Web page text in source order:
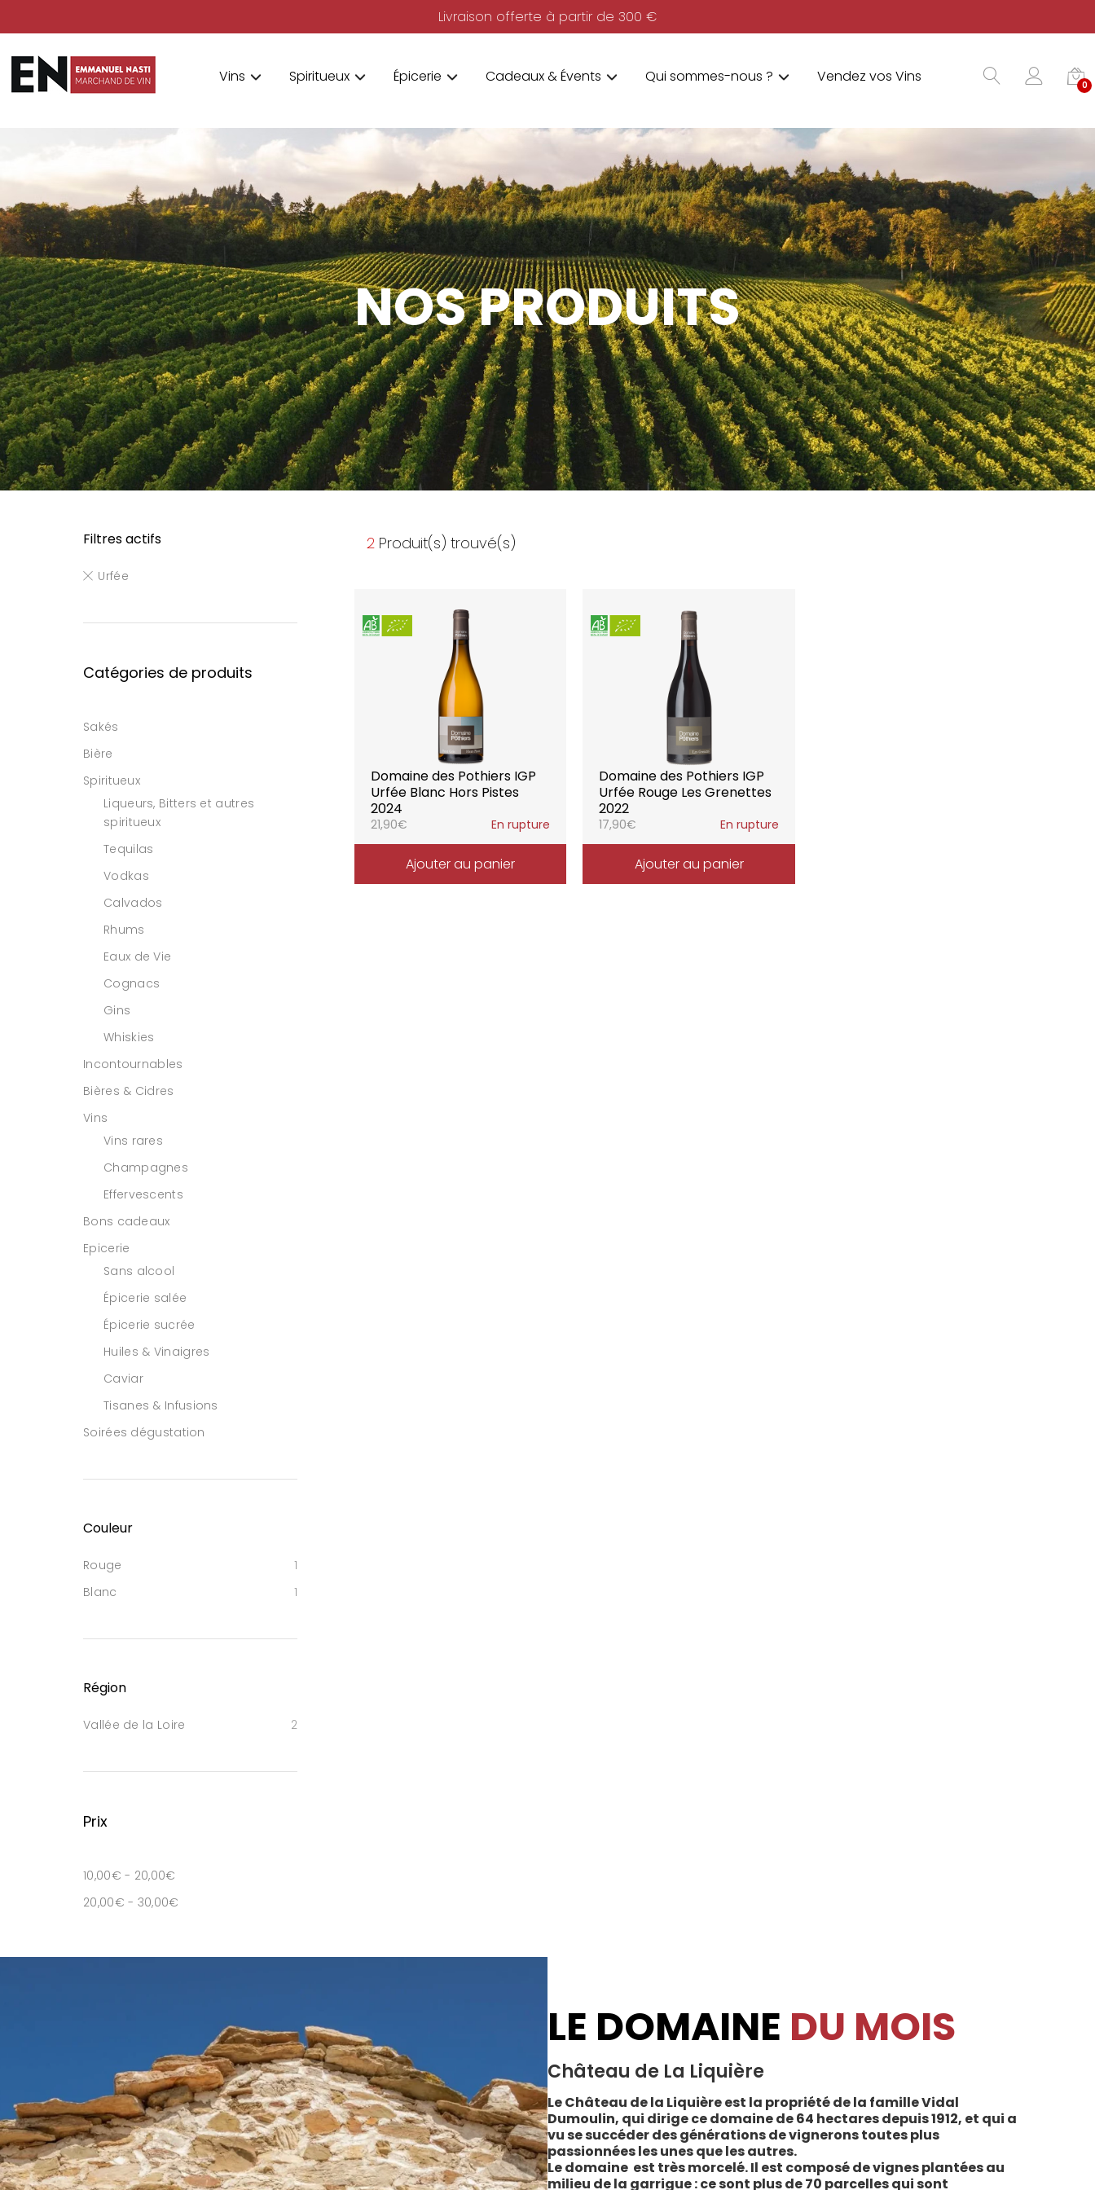
Livraison offerte à partir de 300 €
Vins Spiritueux Épicerie Cadeaux & Évents Qui sommes-nous ? Vendez vos Vins 0
NOS PRODUITS
2 Produit(s) trouvé(s)
Domaine des Pothiers IGP
Urfée Blanc Hors Pistes
2024
21,90€ En rupture
Ajouter au panier
Domaine des Pothiers IGP
Urfée Rouge Les Grenettes
2022
17,90€ En rupture
Ajouter au panier
Filtres actifs
Urfée
Catégories de produits
Sakés
Bière
Spiritueux
Liqueurs, Bitters et autres
spiritueux
Tequilas
Vodkas
Calvados
Rhums
Eaux de Vie
Cognacs
Gins
Whiskies
Incontournables
Bières & Cidres
Vins
Vins rares
Champagnes
Effervescents
Bons cadeaux
Epicerie
Sans alcool
Épicerie salée
Épicerie sucrée
Huiles & Vinaigres
Caviar
Tisanes & Infusions
Soirées dégustation
Couleur
Rouge
1
Blanc
1
Région
Vallée de la Loire 2
Prix
10,00€ - 20,00€
20,00€ - 30,00€
LE DOMAINE DU MOIS
Château de La Liquière
Le Château de la Liquière est la propriété de la famille Vidal
Dumoulin, qui dirige ce domaine de 64 hectares depuis 1912, et qui a
vu se succéder des générations de vignerons toutes plus
passionnées les unes que les autres.
Le domaine est très morcelé. Il est composé de vignes plantées au
milieu de la garrigue : ce sont plus de 70 parcelles qui sont